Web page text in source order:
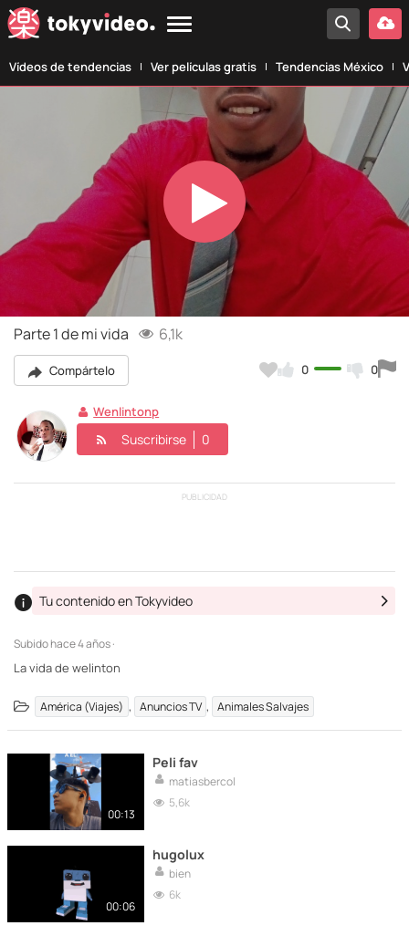
Vídeos de tendencias Ver películas gratis Tendencias México
Play
Video
Parte 1 de mi vida 6,1k
Compártelo 0 0
Wenlintonp
Suscribirse 0
PUBLICIDAD
Subidohace 4 años ·
Tu contenido en Tokyvideo
La vida de welinton
América (Viajes) , Anuncios TV , Animales Salvajes
00:13
Peli fav
matiasbercol
5,6k
00:06
hugolux
bien
6k